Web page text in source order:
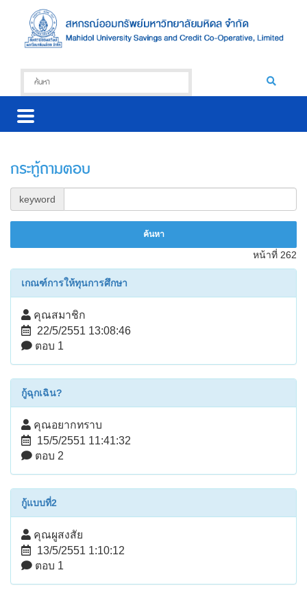
กระทู้ถามตอบ
keyword
หน้าที่ 262
เกณฑ์การให้ทุนการศึกษา
คุณสมาชิก
22/5/2551 13:08:46
ตอบ 1
กู้ฉุกเฉิน?
คุณอยากทราบ
15/5/2551 11:41:32
ตอบ 2
กู้แบบที่2
คุณผูสงสัย
13/5/2551 1:10:12
ตอบ 1